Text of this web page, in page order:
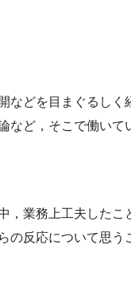
どを目まぐるしく
など，そこで働いて
業務上工夫したこ
の反応について思う